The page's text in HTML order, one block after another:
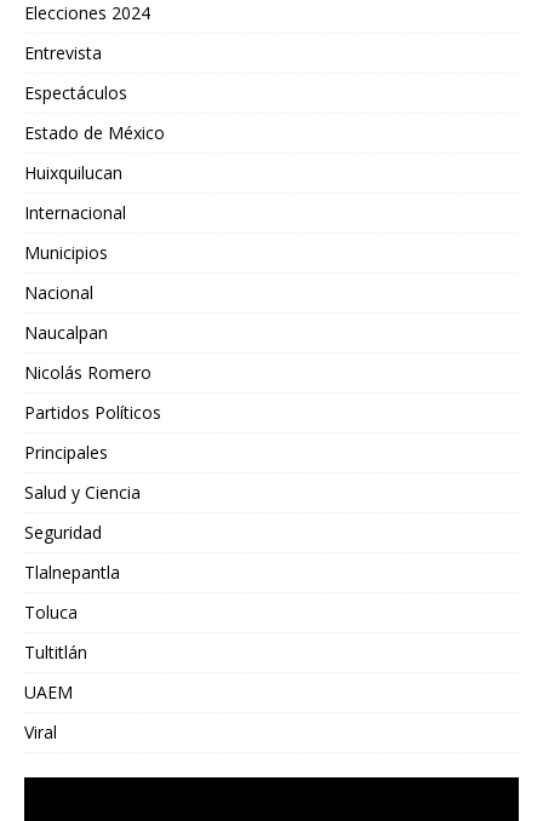
Elecciones 2024
Entrevista
Espectáculos
Estado de México
Huixquilucan
Internacional
Municipios
Nacional
Naucalpan
Nicolás Romero
Partidos Políticos
Principales
Salud y Ciencia
Seguridad
Tlalnepantla
Toluca
Tultitlán
UAEM
Viral